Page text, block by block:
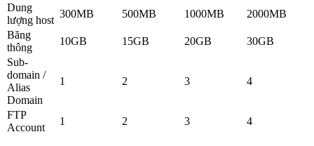
Dung
lượng host
300MB 500MB 1000MB
2000MB
Băng
thông
10GB 15GB 20GB
30GB
Sub-
domain /
Alias
Domain
1 2 3 4
FTP
Account
1 2 3 4